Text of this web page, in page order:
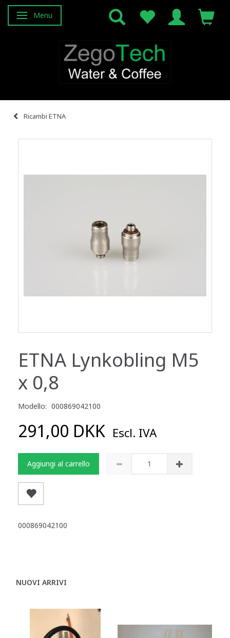
Attiva/disattiva navigazione
Menu
Ricambi ETNA
ETNA Lynkobling M5
x 0,8
Modello: 000869042100
291,00 DKK Escl. IVA
Aggiungi al carrello
000869042100
NUOVI ARRIVI